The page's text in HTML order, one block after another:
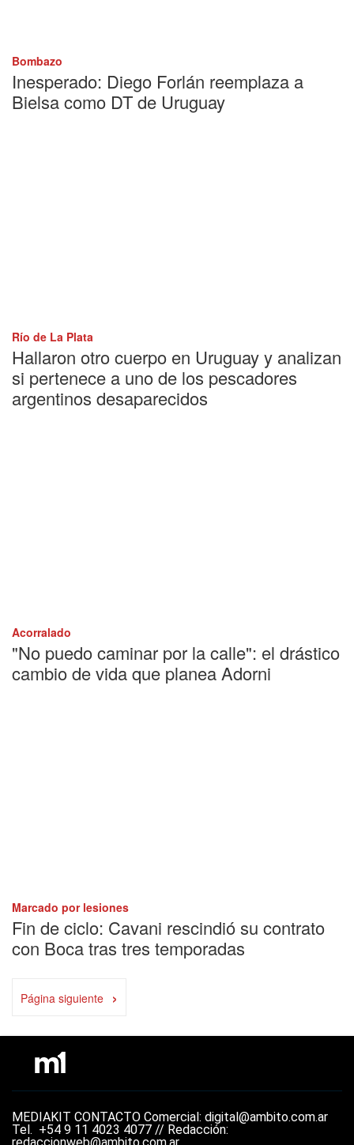
Bombazo
Inesperado: Diego Forlán reemplaza a
Bielsa como DT de Uruguay
Río de La Plata
Hallaron otro cuerpo en Uruguay y analizan
si pertenece a uno de los pescadores
argentinos desaparecidos
Acorralado
"No puedo caminar por la calle": el drástico
cambio de vida que planea Adorni
Marcado por lesiones
Fin de ciclo: Cavani rescindió su contrato
con Boca tras tres temporadas
Página siguiente ›
MEDIAKIT CONTACTO Comercial: digital@ambito.com.ar
Tel. +54 9 11 4023 4077 // Redacción: